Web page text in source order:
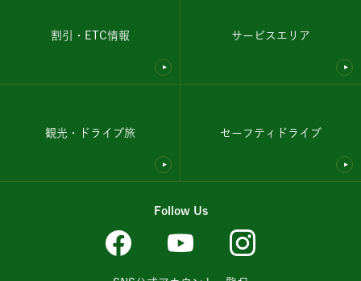
割引・ETC情報 サービスエリア
観光・ドライブ旅 セーフティドライブ
Follow Us